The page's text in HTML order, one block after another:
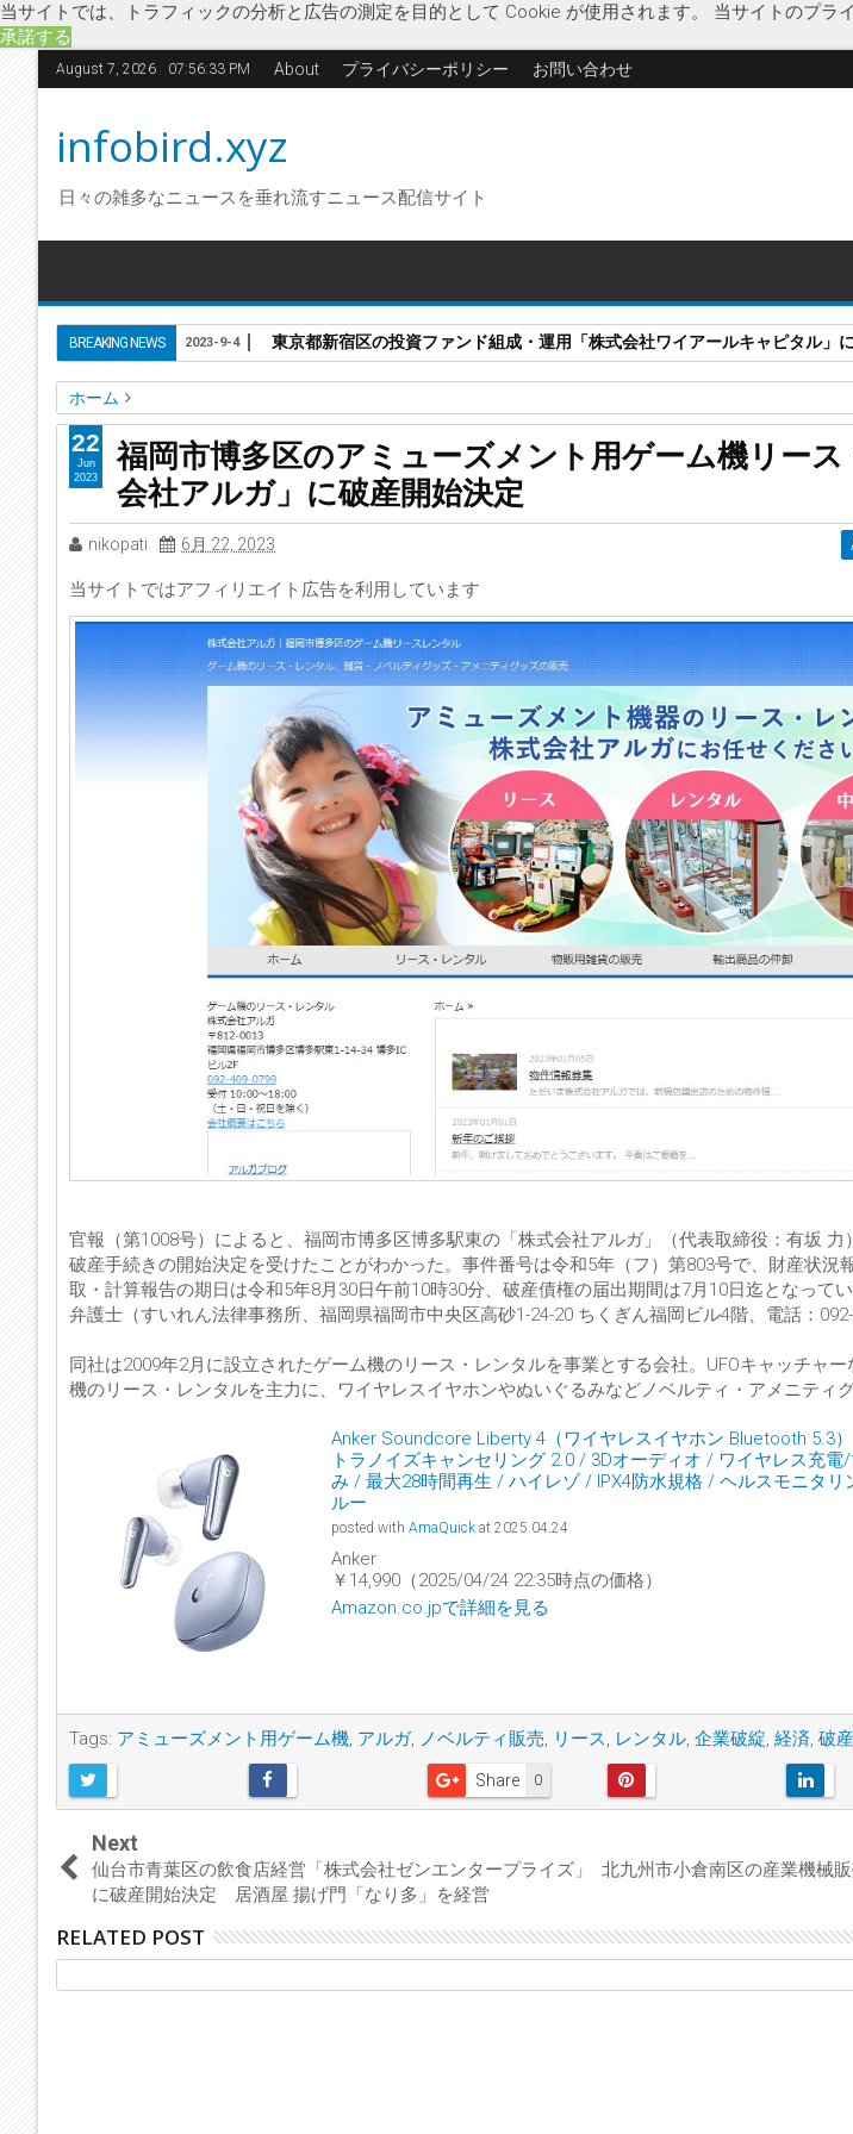
当サイトでは、トラフィックの分析と広告の測定を目的として Cookie が使用されます。 当サイトのプラ
承諾する
August 7, 2026 07:56:34 PM About プライバシーポリシー お問い合わせ
infobird.xyz
日々の雑多なニュースを垂れ流すニュース配信サイト
BREAKING NEWS 東京都新宿区の投資ファンド組成・運用「株式会社ワイアールキャピタル」に
2023-9-4
ホーム
アミューズメント用ゲーム機
アルガ ノベルティ販売 リース レンタル 企業破綻 経済 破産開
福岡市博多区のアミューズメント用ゲーム機リース・レンタル「株式会社アルガ」に破産開始決定
福岡市博多区のアミューズメント用ゲーム機リー
会社アルガ」に破産開始決定
nikopati 6月 22, 2023
当サイトではアフィリエイト広告を利用しています
官報（第1008号）によると、福岡市博多区博多駅東の「株式会社アルガ」（代表取締役：有坂 力
破産手続きの開始決定を受けたことがわかった。事件番号は令和5年（フ）第803号で、財産状況
取・計算報告の期日は令和5年8月30日午前10時30分、破産債権の届出期間は7月10日迄となって
弁護士（すいれん法律事務所、福岡県福岡市中央区高砂1-24-20 ちくぎん福岡ビル4階、電話：092-
同社は2009年2月に設立されたゲーム機のリース・レンタルを事業とする会社。UFOキャッチャ
機のリース・レンタルを主力に、ワイヤレスイヤホンやぬいぐるみなどノベルティ・アメニティ
Anker Soundcore Liberty 4（ワイヤレスイヤホン Bluetooth 5.3
トラノイズキャンセリング 2.0 / 3Dオーディオ / ワイヤレス充
み / 最大28時間再生 / ハイレゾ / IPX4防水規格 / ヘルスモニタリ
ルー
posted with AmaQuick at 2025.04.24
Anker
￥14,990（2025/04/24 22:35時点の価格）
Amazon.co.jpで詳細を見る
Tags: アミューズメント用ゲーム機, アルガ, ノベルティ販売, リース, レンタル, 企業破綻, 経済, 破
0
Share
22
Jun
2023
Next
仙台市青葉区の飲食店経営「株式会社ゼンエンタープライズ」
に破産開始決定 居酒屋 揚げ門「なり多」を経営
北九州市小倉南区の産業機械
RELATED POST